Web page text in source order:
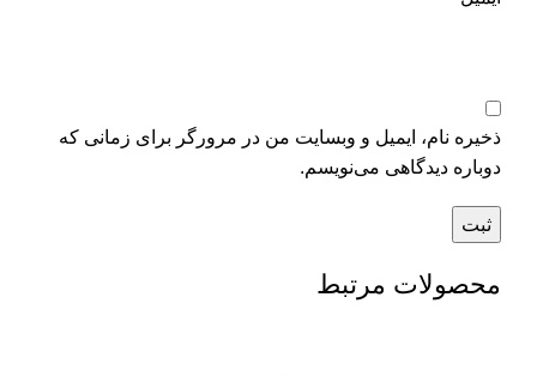
ذخیره نام، ایمیل و وبسایت من در مرورگر برای زمانی که
دوباره دیدگاهی می‌نویسم.
محصولات مرتبط